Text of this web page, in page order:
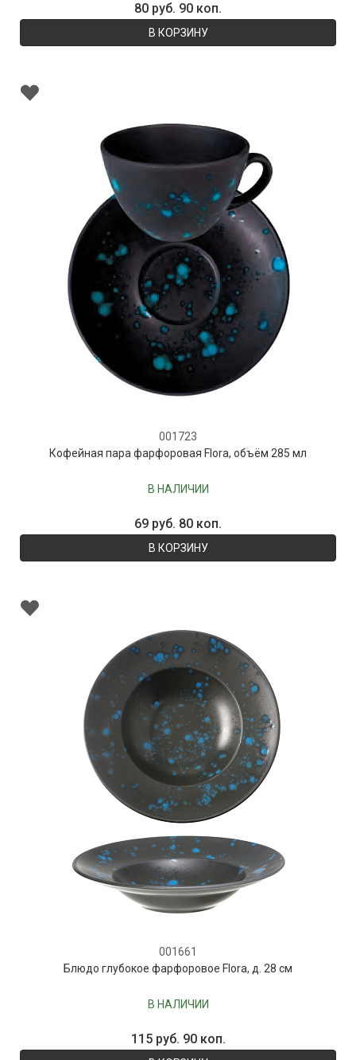
80 руб. 90 коп.
В КОРЗИНУ
001723
Кофейная пара фарфоровая Flora, объём 285 мл
В НАЛИЧИИ
69 руб. 80 коп.
В КОРЗИНУ
001661
Блюдо глубокое фарфоровое Flora, д. 28 см
В НАЛИЧИИ
115 руб. 90 коп.